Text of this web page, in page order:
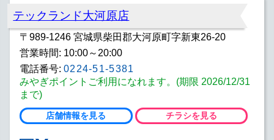
テックランド大河原店
〒989-1246 宮城県柴田郡大河原町字新東26-20
営業時間: 10:00～20:00
電話番号: 0224-51-5381
みやぎポイントご利用になれます。(期限 2026/12/31
まで)
店舗情報を見る チラシを見る